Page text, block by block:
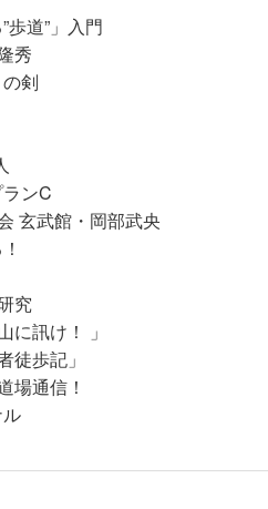
歩道”」入門
秀
剣
ンC
玄武館・岡部武央
究
に訊け！ 」
徒歩記」
場通信！